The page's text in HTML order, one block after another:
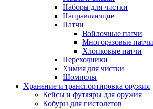
Наборы для чистки
Направляющие
Патчи
Войлочные патчи
Многоразовые патчи
Хлопковые патчи
Переходники
Химия для чистки
Шомполы
Хранение и транспортировка оружия
Кейсы и футляры для оружия
Кобуры для пистолетов